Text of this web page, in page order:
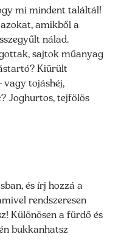
mi mindent találtál!
amikből a
nálad.
sajtok műanyag
Kiürült
vagy tojáshéj,
Joghurtos, tejfölös
és írj hozzá a
rendszeresen
Különösen a fürdő és
bukkanhatsz